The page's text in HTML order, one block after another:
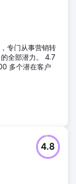
专门从事营销转
全部潜力。 4.7
多个潜在客户
4.8